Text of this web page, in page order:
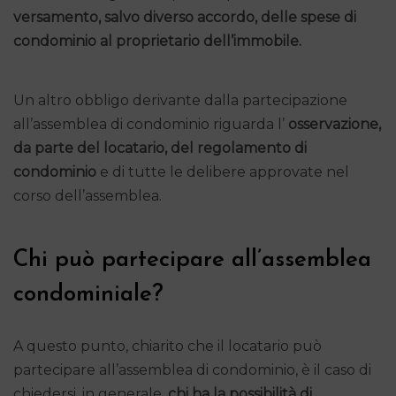
versamento, salvo diverso accordo, delle spese di
condominio al proprietario dell’immobile.
Un altro obbligo derivante dalla partecipazione
all’assemblea di condominio riguarda l’ osservazione,
da parte del locatario, del regolamento di
condominio e di tutte le delibere approvate nel
corso dell’assemblea.
Chi può partecipare all’assemblea
condominiale?
A questo punto, chiarito che il locatario può
partecipare all’assemblea di condominio, è il caso di